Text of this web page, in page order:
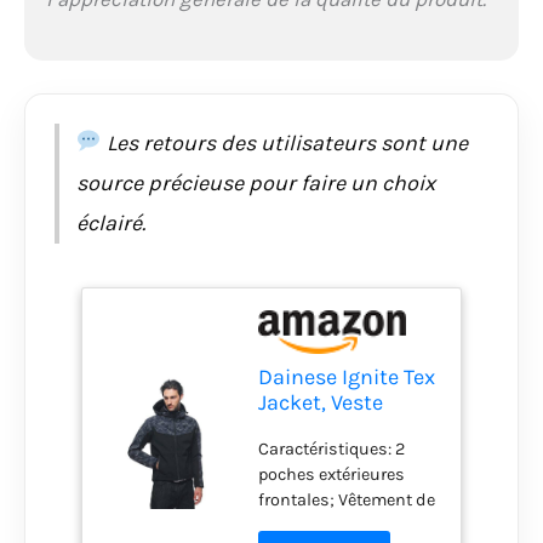
Température: Doublure
Les retours des utilisateurs sont une
source précieuse pour faire un choix
éclairé.
Dainese Ignite Tex
Jacket, Veste
Homme,
Noir/Camo-Gray,
44
Caractéristiques: 2
poches extérieures
frontales; Vêtement de